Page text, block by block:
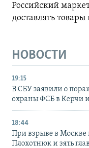
Российский
доставлять
НОВОСТИ
19:15
В СБУ заявили о
охраны ФСБ в Керчи
18:44
При взрыве в
Плохотнюк и зять